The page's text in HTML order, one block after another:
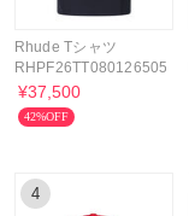
Rhude Tシャツ
RHPF26TT080126505
¥37,500
42%OFF
4